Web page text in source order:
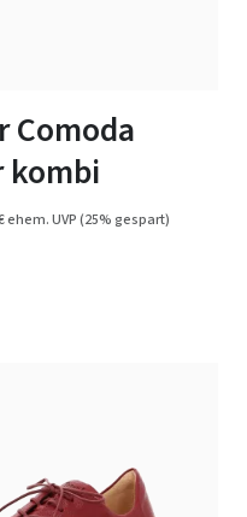
Comoda
kombi
ehem. UVP(25% gespart)